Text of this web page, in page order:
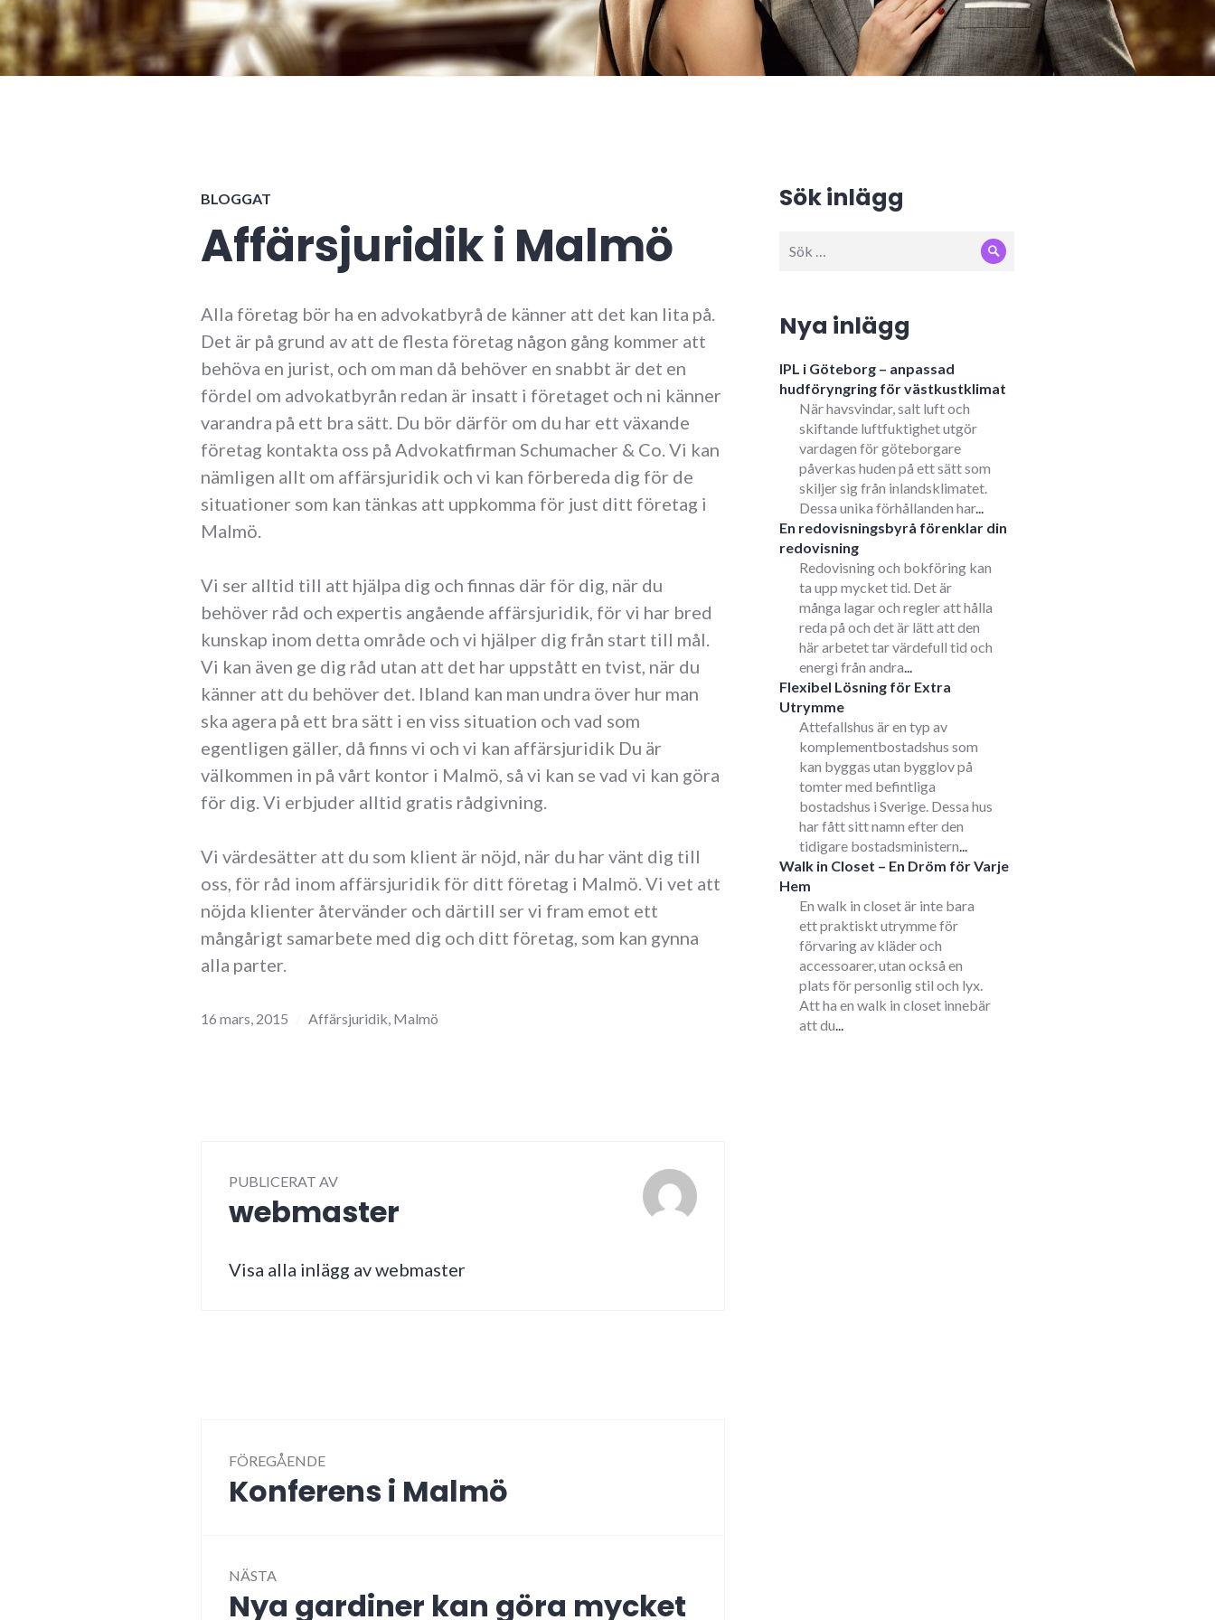
BLOGGAT
Affärsjuridik i Malmö
Alla företag bör ha en advokatbyrå de känner att det kan lita på.
Det är på grund av att de flesta företag någon gång kommer att
behöva en jurist, och om man då behöver en snabbt är det en
fördel om advokatbyrån redan är insatt i företaget och ni känner
varandra på ett bra sätt. Du bör därför om du har ett växande
företag kontakta oss på Advokatfirman Schumacher & Co. Vi kan
nämligen allt om affärsjuridik och vi kan förbereda dig för de
situationer som kan tänkas att uppkomma för just ditt företag i
Malmö.
Vi ser alltid till att hjälpa dig och finnas där för dig, när du
behöver råd och expertis angående affärsjuridik, för vi har bred
kunskap inom detta område och vi hjälper dig från start till mål.
Vi kan även ge dig råd utan att det har uppstått en tvist, när du
känner att du behöver det. Ibland kan man undra över hur man
ska agera på ett bra sätt i en viss situation och vad som
egentligen gäller, då finns vi och vi kan affärsjuridik Du är
välkommen in på vårt kontor i Malmö, så vi kan se vad vi kan göra
för dig. Vi erbjuder alltid gratis rådgivning.
Vi värdesätter att du som klient är nöjd, när du har vänt dig till
oss, för råd inom affärsjuridik för ditt företag i Malmö. Vi vet att
nöjda klienter återvänder och därtill ser vi fram emot ett
mångårigt samarbete med dig och ditt företag, som kan gynna
alla parter.
16 mars, 2015 Affärsjuridik, Malmö
PUBLICERAT AV
webmaster
Visa alla inlägg av webmaster
FÖREGÅENDE
Föregående
Konferens i Malmö
NÄSTA
Nästa
Nya gardiner kan göra mycket
Sök inlägg
efter:
Sök
Nya inlägg
IPL i Göteborg – anpassad
hudföryngring för västkustklimat
När havsvindar, salt luft och
skiftande luftfuktighet utgör
vardagen för göteborgare
påverkas huden på ett sätt som
skiljer sig från inlandsklimatet.
Dessa unika förhållanden har...
En redovisningsbyrå förenklar din
redovisning
Redovisning och bokföring kan
ta upp mycket tid. Det är
många lagar och regler att hålla
reda på och det är lätt att den
här arbetet tar värdefull tid och
energi från andra...
Flexibel Lösning för Extra
Utrymme
Attefallshus är en typ av
komplementbostadshus som
kan byggas utan bygglov på
tomter med befintliga
bostadshus i Sverige. Dessa hus
har fått sitt namn efter den
tidigare bostadsministern...
Walk in Closet – En Dröm för Varje
Hem
En walk in closet är inte bara
ett praktiskt utrymme för
förvaring av kläder och
accessoarer, utan också en
plats för personlig stil och lyx.
Att ha en walk in closet innebär
att du...